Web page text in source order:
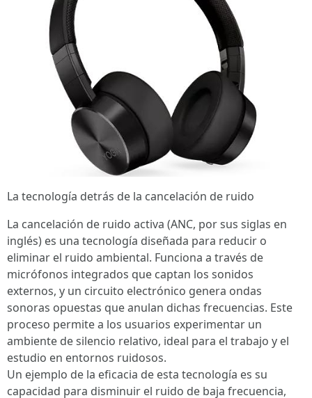
La tecnología detrás de la cancelación de ruido
La cancelación de ruido activa (ANC, por sus siglas en
inglés) es una tecnología diseñada para reducir o
eliminar el ruido ambiental. Funciona a través de
micrófonos integrados que captan los sonidos
externos, y un circuito electrónico genera ondas
sonoras opuestas que anulan dichas frecuencias. Este
proceso permite a los usuarios experimentar un
ambiente de silencio relativo, ideal para el trabajo y el
estudio en entornos ruidosos.
Un ejemplo de la eficacia de esta tecnología es su
capacidad para disminuir el ruido de baja frecuencia,